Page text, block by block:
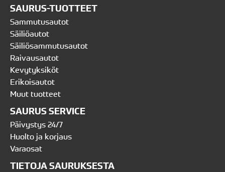
SAURUS-TUOTTEET
Sammutusautot
Säiliöautot
Säiliösammutusautot
Raivausautot
Kevytyksiköt
Erikoisautot
Muut tuotteet
SAURUS SERVICE
Päivystys 24/7
Huolto ja korjaus
Varaosat
TIETOJA SAURUKSESTA